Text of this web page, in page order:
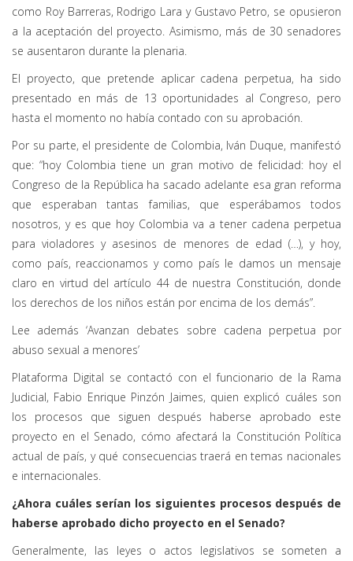
como Roy Barreras, Rodrigo Lara y Gustavo Petro, se opusieron
a la aceptación del proyecto. Asimismo, más de 30 senadores
se ausentaron durante la plenaria.
El proyecto, que pretende aplicar cadena perpetua, ha sido
presentado en más de 13 oportunidades al Congreso, pero
hasta el momento no había contado con su aprobación.
Por su parte, el presidente de Colombia, Iván Duque, manifestó
que: “hoy Colombia tiene un gran motivo de felicidad: hoy el
Congreso de la República ha sacado adelante esa gran reforma
que esperaban tantas familias, que esperábamos todos
nosotros, y es que hoy Colombia va a tener cadena perpetua
para violadores y asesinos de menores de edad (…), y hoy,
como país, reaccionamos y como país le damos un mensaje
claro en virtud del artículo 44 de nuestra Constitución, donde
los derechos de los niños están por encima de los demás”.
Lee además ‘Avanzan debates sobre cadena perpetua por
abuso sexual a menores’
Plataforma Digital se contactó con el funcionario de la Rama
Judicial, Fabio Enrique Pinzón Jaimes, quien explicó cuáles son
los procesos que siguen después haberse aprobado este
proyecto en el Senado, cómo afectará la Constitución Política
actual de país, y qué consecuencias traerá en temas nacionales
e internacionales.
¿Ahora cuáles serían los siguientes procesos después de
haberse aprobado dicho proyecto en el Senado?
Generalmente, las leyes o actos legislativos se someten a